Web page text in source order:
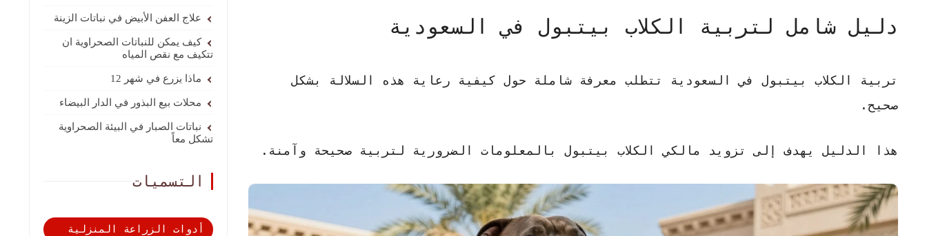
دليل شامل لتربية الكلاب بيتبول في السعودية
تربية الكلاب بيتبول في السعودية تتطلب معرفة شاملة حول كيفية رعاية هذه السلالة بشكل
صحيح.
هذا الدليل يهدف إلى تزويد مالكي الكلاب بيتبول بالمعلومات الضرورية لتربية صحيحة وآمنة.
علاج العفن الأبيض في نباتات الزينة
كيف يمكن للنباتات الصحراوية ان
تتكيف مع نقص المياه
ماذا يزرع في شهر 12
محلات بيع البذور في الدار البيضاء
نباتات الصبار في البيئة الصحراوية
تشكل معاً
التسميات
أدوات الزراعة المنزلية